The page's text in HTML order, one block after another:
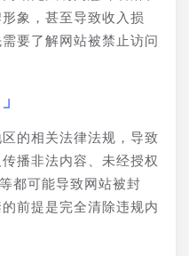
象，甚至导致收入损
要了解网站被禁止访问
的相关法律法规，导致
播非法内容、未经授权
都可能导致网站被封
前提是完全清除违规内